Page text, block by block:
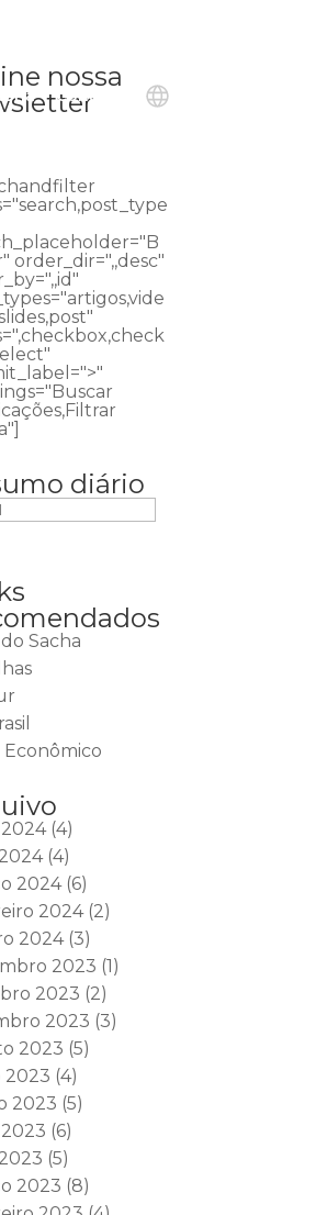
Contato
nossa
order_dir=",,desc"
diário
Sacha
Econômico
(4)
(4)
2024(6)
2024(2)
2024(3)
2023 (1)
2023 (2)
2023 (3)
2023 (5)
2023 (4)
2023 (5)
(6)
(5)
2023 (8)